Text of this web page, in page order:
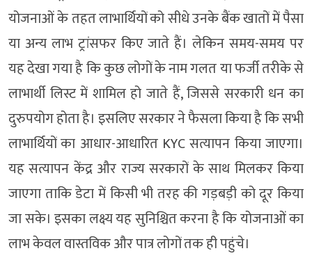
योजनाओं के तहत लाभार्थियों को सीधे उनके बैंक खातों में पैसा
या अन्य लाभ ट्रांसफर किए जाते हैं। लेकिन समय-समय पर
यह देखा गया है कि कुछ लोगों के नाम गलत या फर्जी तरीके से
लाभार्थी लिस्ट में शामिल हो जाते हैं, जिससे सरकारी धन का
दुरुपयोग होता है। इसलिए सरकार ने फैसला किया है कि सभी
लाभार्थियों का आधार-आधारित KYC सत्यापन किया जाएगा।
यह सत्यापन केंद्र और राज्य सरकारों के साथ मिलकर किया
जाएगा ताकि डेटा में किसी भी तरह की गड़बड़ी को दूर किया
जा सके। इसका लक्ष्य यह सुनिश्चित करना है कि योजनाओं का
लाभ केवल वास्तविक और पात्र लोगों तक ही पहुंचे।